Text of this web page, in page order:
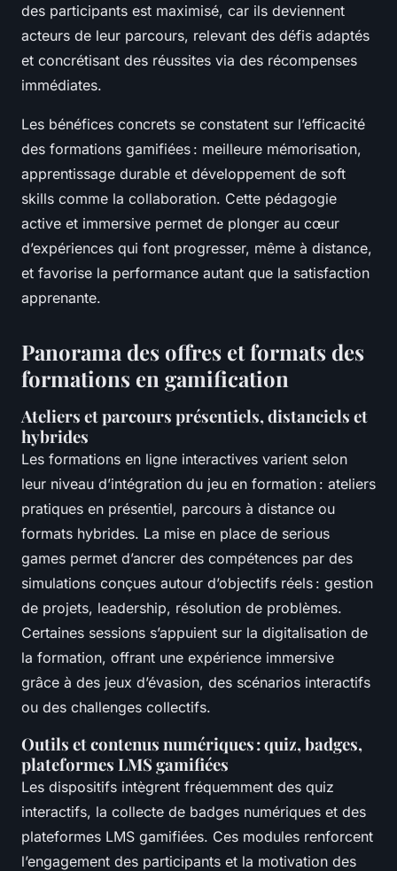
des participants est maximisé, car ils deviennent
acteurs de leur parcours, relevant des défis adaptés
et concrétisant des réussites via des récompenses
immédiates.
Les bénéfices concrets se constatent sur l’efficacité
des formations gamifiées : meilleure mémorisation,
apprentissage durable et développement de soft
skills comme la collaboration. Cette pédagogie
active et immersive permet de plonger au cœur
d’expériences qui font progresser, même à distance,
et favorise la performance autant que la satisfaction
apprenante.
Panorama des offres et formats des
formations en gamification
Ateliers et parcours présentiels, distanciels et
hybrides
Les formations en ligne interactives varient selon
leur niveau d’intégration du jeu en formation : ateliers
pratiques en présentiel, parcours à distance ou
formats hybrides. La mise en place de serious
games permet d’ancrer des compétences par des
simulations conçues autour d’objectifs réels : gestion
de projets, leadership, résolution de problèmes.
Certaines sessions s’appuient sur la digitalisation de
la formation, offrant une expérience immersive
grâce à des jeux d’évasion, des scénarios interactifs
ou des challenges collectifs.
Outils et contenus numériques : quiz, badges,
plateformes LMS gamifiées
Les dispositifs intègrent fréquemment des quiz
interactifs, la collecte de badges numériques et des
plateformes LMS gamifiées. Ces modules renforcent
l’engagement des participants et la motivation des